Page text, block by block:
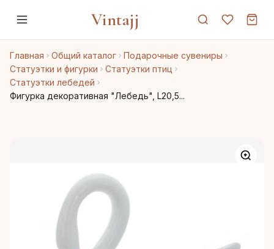
Vintajj
Главная Общий каталог
Подарочные сувениры
Статуэтки и фигурки
Статуэтки птиц
Статуэтки лебедей
Фигурка декоративная "Лебедь", L20,5...